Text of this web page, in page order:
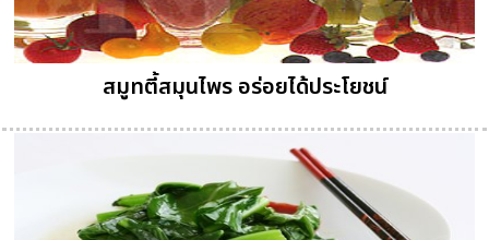
สมูทตี้สมุนไพร อร่อยได้ประโยชน์